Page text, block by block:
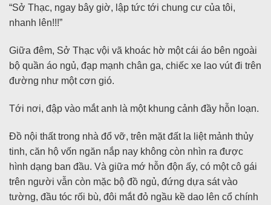
“Sở Thạc, ngay bây giờ, lập tức tới chung cư của tôi,
nhanh lên!!!”
Giữa đêm, Sở Thạc vội vã khoác hờ một cái áo bên ngoài
bộ quần áo ngủ, đạp mạnh chân ga, chiếc xe lao vút đi trên
đường như một cơn gió.
Tới nơi, đập vào mắt anh là một khung cảnh đầy hỗn loạn.
Đồ nội thất trong nhà đổ vỡ, trên mặt đất la liệt mảnh thủy
tinh, căn hộ vốn ngăn nắp nay không còn nhìn ra được
hình dạng ban đầu. Và giữa mớ hỗn độn ấy, có một cô gái
trên người vẫn còn mặc bộ đồ ngủ, đứng dựa sát vào
tường, đầu tóc rối bù, đôi mắt đỏ ngầu kề dao lên cổ chính